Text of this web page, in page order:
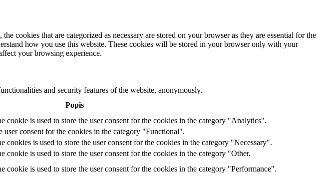
cookies that are categorized as necessary are stored on your browser as they are essential for the
how you use this website. These cookies will be stored in your browser only with your
your browsing experience.
and security features of the website, anonymously.
Popis
is used to store the user consent for the cookies in the category "Analytics".
consent for the cookies in the category "Functional".
is used to store the user consent for the cookies in the category "Necessary".
is used to store the user consent for the cookies in the category "Other.
is used to store the user consent for the cookies in the category "Performance".